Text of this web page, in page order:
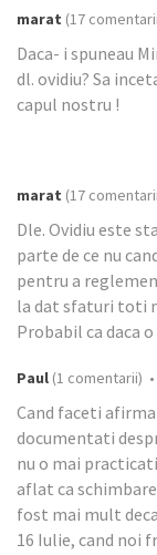
marat (17
Daca- i spuneau
dl. ovidiu? Sa
capul nostru !
marat (17
Dle. Ovidiu este
parte de ce nu
pentru a
la dat sfaturi toti
Probabil ca daca
Paul (1 comentarii)
Cand faceti
documentati
nu o mai
aflat ca
fost mai mult
16 Iulie, cand noi